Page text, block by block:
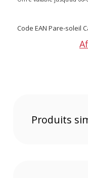
Code EAN Pare-soleil
sur le prix TTC en €, les
panier.Produits